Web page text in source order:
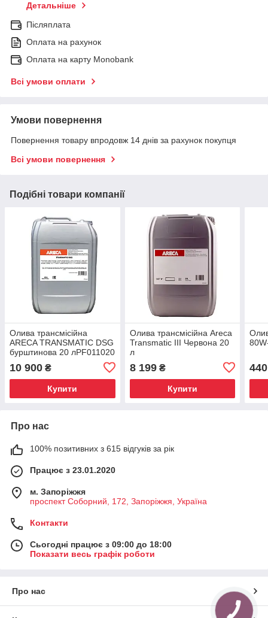
Детальніше
Післяплата
Оплата на рахунок
Оплата на карту Monobank
Всі умови оплати
Умови повернення
Повернення товару впродовж 14 днів за рахунок покупця
Всі умови повернення
Подібні товари компанії
Олива трансмісійна
ARECA TRANSMATIC DSG
бурштинова 20 лPF011020
10 900 ₴
Купити
Олива трансмісійна Areca
Transmatic III Червона 20
л
8 199₴
Купити
440
Про нас
100% позитивних з 615 відгуків за рік
Працює з 23.01.2020
м. Запоріжжя
проспект Соборний, 172, Запоріжжя, Україна
Контакти
Сьогодні працює з 09:00 до 18:00
Показати весь графік роботи
Про нас
КНОПКА
ЗВ'ЯЗКУ